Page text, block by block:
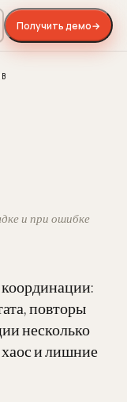
Получить демо→
и при ошибке
повторы
несколько
и лишние